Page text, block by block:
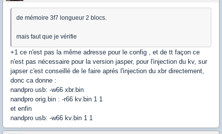
de mémoire 3f7 longueur 2 blocs.
mais faut que je vérifie
+1 ce n'est pas la même adresse pour le config , et de tt façon ce
n'est pas nécessaire pour la version jasper, pour l'injection du kv, sur
japser c'est conseillé de le faire aprés l'injection du xbr directement,
donc ca donne :
nandpro usb: -w66 xbr.bin
nandpro orig.bin : -r66 kv.bin 1 1
et enfin
nandpro usb: -w66 kv.bin 1 1